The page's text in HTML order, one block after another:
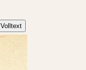
Volltext